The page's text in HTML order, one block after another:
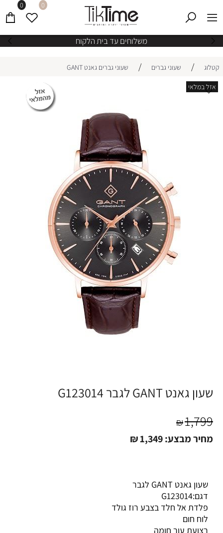
משלוחים עד בית הלקוח
0 0
קטלוג / שעוני גברים / שעוני גברים גאנט GANT
אזל במלאי
שעון גאנט GANT לגבר G123014
₪1,799
מחיר מבצע: ₪1,349
שעון גאנט GANT לגבר
דגם:G123014
פלדת אל חלד בצבע רוז גולד
לוח חום
רצועת עור חומה